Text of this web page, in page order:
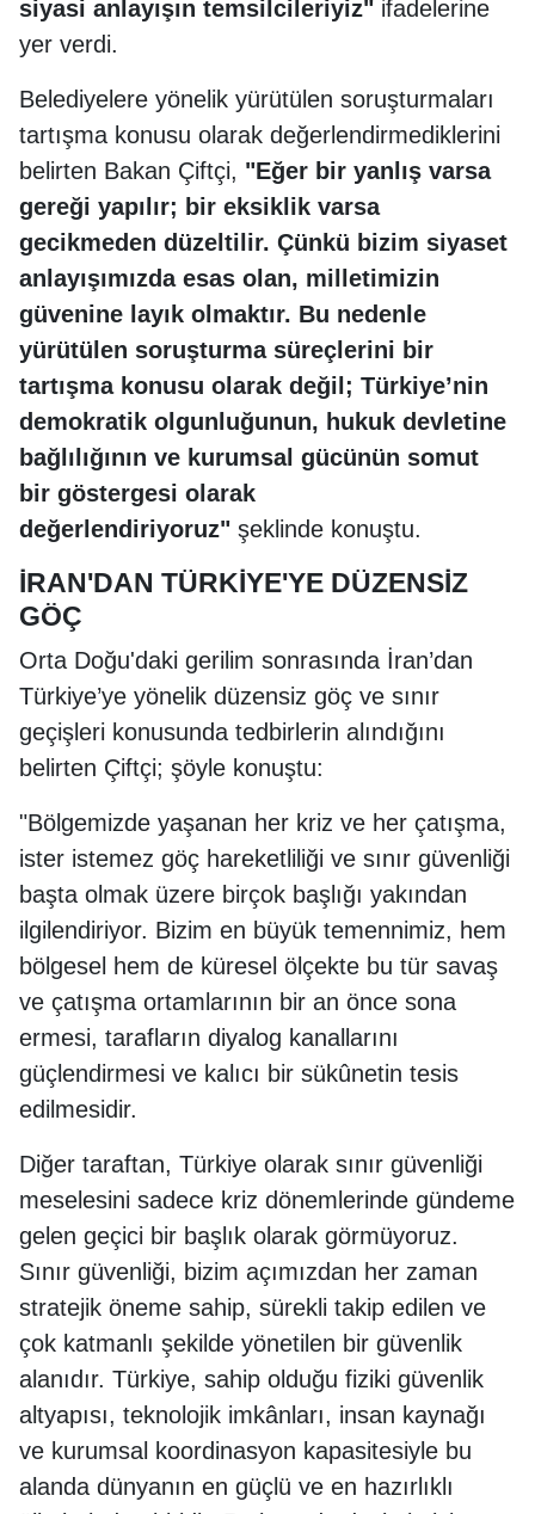
siyasi anlayışın temsilcileriyiz" ifadelerine
yer verdi.
Belediyelere yönelik yürütülen soruşturmaları
tartışma konusu olarak değerlendirmediklerini
belirten Bakan Çiftçi, "Eğer bir yanlış varsa
gereği yapılır; bir eksiklik varsa
gecikmeden düzeltilir. Çünkü bizim siyaset
anlayışımızda esas olan, milletimizin
güvenine layık olmaktır. Bu nedenle
yürütülen soruşturma süreçlerini bir
tartışma konusu olarak değil; Türkiye’nin
demokratik olgunluğunun, hukuk devletine
bağlılığının ve kurumsal gücünün somut
bir göstergesi olarak
değerlendiriyoruz" şeklinde konuştu.
İRAN'DAN TÜRKİYE'YE DÜZENSİZ
GÖÇ
Orta Doğu'daki gerilim sonrasında İran’dan
Türkiye’ye yönelik düzensiz göç ve sınır
geçişleri konusunda tedbirlerin alındığını
belirten Çiftçi; şöyle konuştu:
"Bölgemizde yaşanan her kriz ve her çatışma,
ister istemez göç hareketliliği ve sınır güvenliği
başta olmak üzere birçok başlığı yakından
ilgilendiriyor. Bizim en büyük temennimiz, hem
bölgesel hem de küresel ölçekte bu tür savaş
ve çatışma ortamlarının bir an önce sona
ermesi, tarafların diyalog kanallarını
güçlendirmesi ve kalıcı bir sükûnetin tesis
edilmesidir.
Diğer taraftan, Türkiye olarak sınır güvenliği
meselesini sadece kriz dönemlerinde gündeme
gelen geçici bir başlık olarak görmüyoruz.
Sınır güvenliği, bizim açımızdan her zaman
stratejik öneme sahip, sürekli takip edilen ve
çok katmanlı şekilde yönetilen bir güvenlik
alanıdır. Türkiye, sahip olduğu fiziki güvenlik
altyapısı, teknolojik imkânları, insan kaynağı
ve kurumsal koordinasyon kapasitesiyle bu
alanda dünyanın en güçlü ve en hazırlıklı